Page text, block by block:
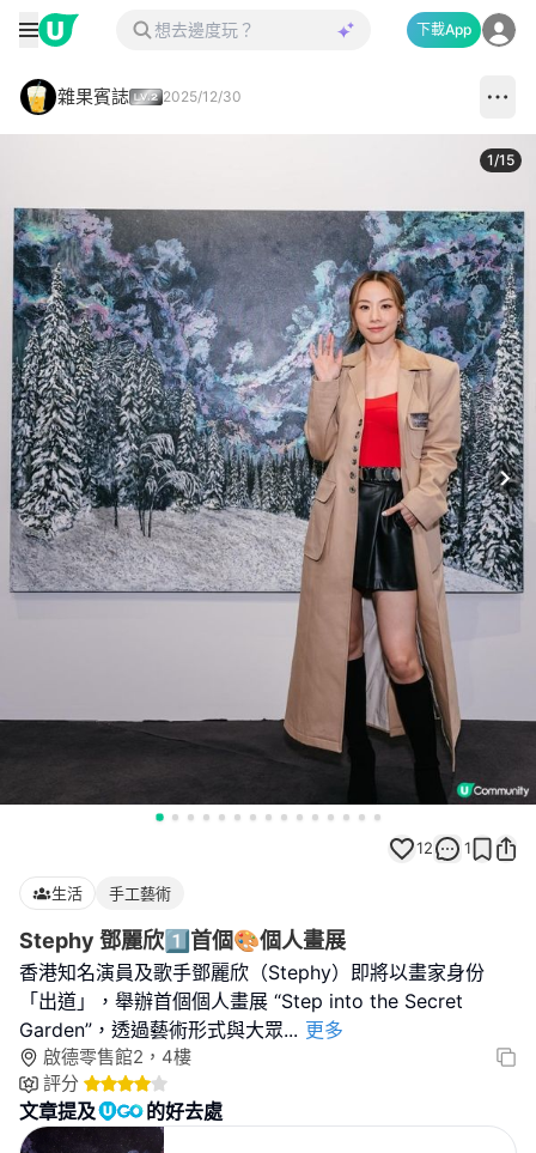
下載App
雜果賓誌 2025/12/30
1/15
12 1
生活 手工藝術
Stephy 鄧麗欣1️⃣首個🎨個人畫展
香港知名演員及歌手鄧麗欣（Stephy）即將以畫家身份
「出道」，舉辦首個個人畫展 “Step into the Secret
Garden”，透過藝術形式與大眾... 更多
啟德零售館2，4樓⁣
評分
文章提及 的好去處